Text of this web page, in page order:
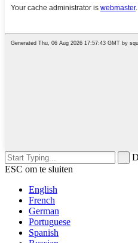
ESC om te sluiten
English
French
German
Portuguese
Spanish